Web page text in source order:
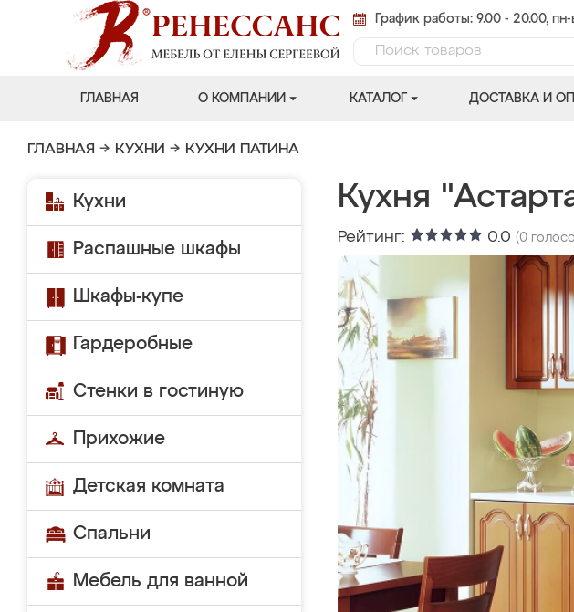
График работы: 9.00 - 20.00, пн-
ГЛАВНАЯ О КОМПАНИИ КАТАЛОГ ДОСТАВКА И
ГЛАВНАЯ → КУХНИ → КУХНИ ПАТИНА
Кухни
Распашные шкафы
Шкафы-купе
Гардеробные
Стенки в гостиную
Прихожие
Детская комната
Спальни
Мебель для ванной
Кухня
Рейтинг: 0.0 (0